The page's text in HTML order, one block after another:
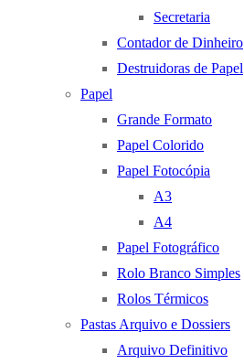
Secretaria
Contador de Dinheiro
Destruidoras de Papel
Papel
Grande Formato
Papel Colorido
Papel Fotocópia
A3
A4
Papel Fotográfico
Rolo Branco Simples
Rolos Térmicos
Pastas Arquivo e Dossiers
Arquivo Definitivo